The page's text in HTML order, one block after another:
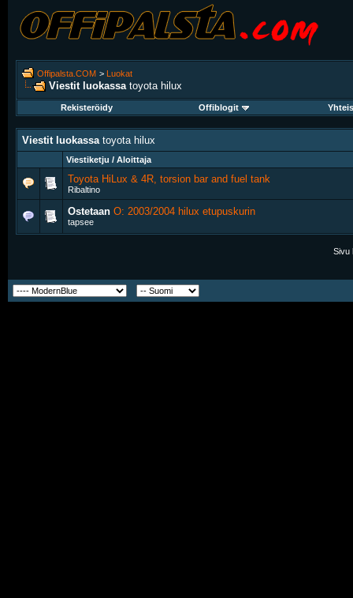
Offipalsta.COM > Luokat
Viestit luokassa toyota hilux
Rekisteröidy Offiblogit
Viestit luokassa toyota hilux
Viestiketju / Aloittaja
Toyota HiLux & 4R, torsion bar and fuel tank
Ribaltino
Ostetaan O: 2003/2004 hilux etupuskurin
tapsee
Sivu